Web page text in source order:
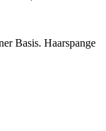
Basis. Haarspange